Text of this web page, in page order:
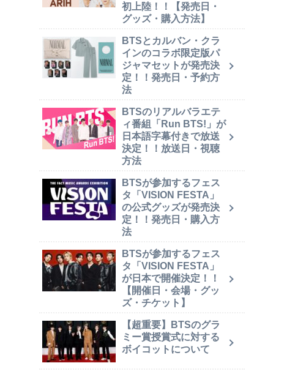
初上陸！！【発売日・
グッズ・購入方法】
BTSとカルバン・クラ
インのコラボ限定版パ
ジャマセットが発売決
定！！発売日・予約方
法
BTSのリアルバラエテ
ィ番組「Run BTS!」が
日本語字幕付きで放送
決定！！放送日・視聴
方法
BTSが参加するフェス
タ「VISION FESTA」
の公式グッズが発売決
定！！発売日・購入方
法
BTSが参加するフェス
タ「VISION FESTA」
が日本で開催決定！！
【開催日・会場・グッ
ズ・チケット】
【超重要】BTSのグラ
ミー賞授賞式に対する
ボイコットについて